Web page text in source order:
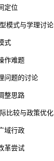
定位
模式与学理讨论
式
作难题
问题的讨论
整思路
比较与政策优化
域行政
革尝试